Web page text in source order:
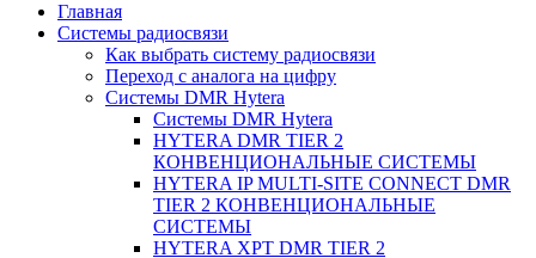
Главная
Системы радиосвязи
Как выбрать систему радиосвязи
Переход с аналога на цифру
Системы DMR Hytera
Системы DMR Hytera
HYTERA DMR TIER 2
КОНВЕНЦИОНАЛЬНЫЕ СИСТЕМЫ
HYTERA IP MULTI-SITE CONNECT DMR
TIER 2 КОНВЕНЦИОНАЛЬНЫЕ
СИСТЕМЫ
HYTERA XPT DMR TIER 2